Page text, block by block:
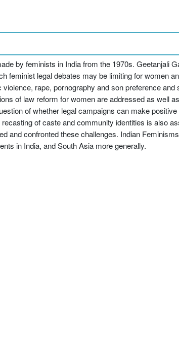
by feminists in India from the 1970s. Geetanjali
feminist legal debates may be limiting for women
rape, pornography and son preference
of law reform for women are addressed as well
of whether legal campaigns can make
of caste and community identities is also
and confronted these challenges. Indian
in India, and South Asia more generally.